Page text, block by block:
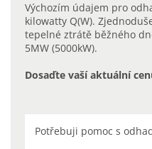
Výchozím údajem pro
kilowatty Q(W).
tepelné ztrátě běžného
5MW (5000kW).
Dosaďte vaší aktuální
Potřebuji pomoc s